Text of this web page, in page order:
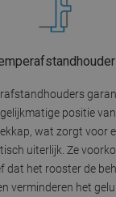
positie
wat zorgt voor
uiterlijk. Ze
dat het rooster de
verminderen het